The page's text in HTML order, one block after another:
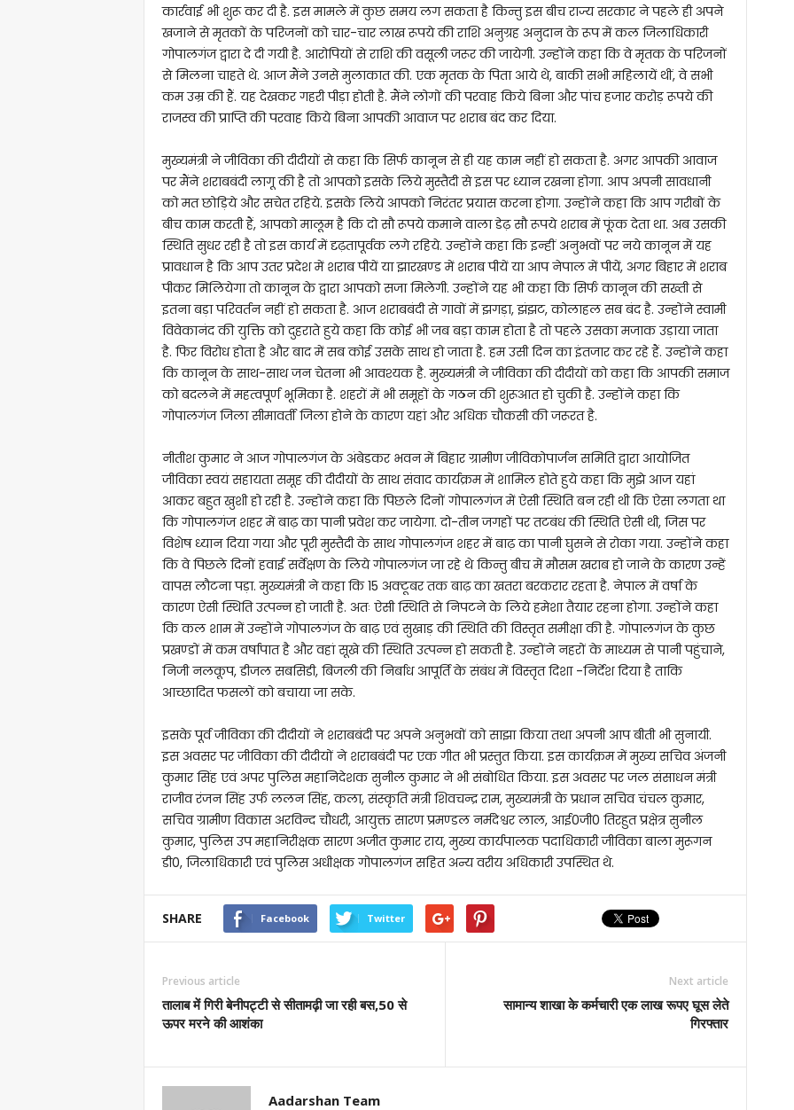
कार्रवाई भी शुरू कर दी है. इस मामले में कुछ समय लग सकता है किन्तु इस बीच राज्य सरकार ने पहले ही अपने
खजाने से मृतकों के परिजनों को चार-चार लाख रूपये की राशि अनुग्रह अनुदान के रूप में कल जिलाधिकारी
गोपालगंज द्वारा दे दी गयी है. आरोपियों से राशि की वसूली जरूर की जायेगी. उन्होंने कहा कि वे मृतक के परिजनों
से मिलना चाहते थे. आज मैंने उनसे मुलाकात की. एक मृतक के पिता आये थे, बाकी सभी महिलायें थीं, वे सभी
कम उम्र की हैं. यह देखकर गहरी पीड़ा होती है. मैंने लोगों की परवाह किये बिना और पांच हजार करोड़ रूपये की
राजस्व की प्राप्ति की परवाह किये बिना आपकी आवाज पर शराब बंद कर दिया.
मुख्यमंत्री ने जीविका की दीदीयों से कहा कि सिर्फ कानून से ही यह काम नहीं हो सकता है. अगर आपकी आवाज
पर मैंने शराबबंदी लागू की है तो आपको इसके लिये मुस्तैदी से इस पर ध्यान रखना होगा. आप अपनी सावधानी
को मत छोड़िये और सचेत रहिये. इसके लिये आपको निरंतर प्रयास करना होगा. उन्होंने कहा कि आप गरीबों के
बीच काम करती हैं, आपको मालूम है कि दो सौ रूपये कमाने वाला डेढ़ सौ रूपये शराब में फूंक देता था. अब उसकी
स्थिति सुधर रही है तो इस कार्य में दृढ़तापूर्वक लगे रहिये. उन्होंने कहा कि इन्हीं अनुभवों पर नये कानून में यह
प्रावधान है कि आप उतर प्रदेश में शराब पीयें या झारखण्ड में शराब पीयें या आप नेपाल में पीयें, अगर बिहार में शराब
पीकर मिलियेगा तो कानून के द्वारा आपको सजा मिलेगी. उन्होंने यह भी कहा कि सिर्फ कानून की सख्ती से
इतना बड़ा परिवर्तन नहीं हो सकता है. आज शराबबंदी से गावों में झगड़ा, झंझट, कोलाहल सब बंद है. उन्होंने स्वामी
विवेकानंद की युक्ति को दुहराते हुये कहा कि कोई भी जब बड़ा काम होता है तो पहले उसका मजाक उड़ाया जाता
है. फिर विरोध होता है और बाद में सब कोई उसके साथ हो जाता है. हम उसी दिन का इंतजार कर रहे हैं. उन्होंने कहा
कि कानून के साथ-साथ जन चेतना भी आवश्यक है. मुख्यमंत्री ने जीविका की दीदीयों को कहा कि आपकी समाज
को बदलने में महत्वपूर्ण भूमिका है. शहरों में भी समूहों के गठन की शुरूआत हो चुकी है. उन्होंने कहा कि
गोपालगंज जिला सीमावर्ती जिला होने के कारण यहां और अधिक चौकसी की जरूरत है.
नीतीश कुमार ने आज गोपालगंज के अंबेडकर भवन में बिहार ग्रामीण जीविकोपार्जन समिति द्वारा आयोजित
जीविका स्वयं सहायता समूह की दीदीयों के साथ संवाद कार्यक्रम में शामिल होते हुये कहा कि मुझे आज यहां
आकर बहुत खुशी हो रही है. उन्होंने कहा कि पिछले दिनों गोपालगंज में ऐसी स्थिति बन रही थी कि ऐसा लगता था
कि गोपालगंज शहर में बाढ़ का पानी प्रवेश कर जायेगा. दो-तीन जगहों पर तटबंध की स्थिति ऐसी थी, जिस पर
विशेष ध्यान दिया गया और पूरी मुस्तैदी के साथ गोपालगंज शहर में बाढ़ का पानी घुसने से रोका गया. उन्होंने कहा
कि वे पिछले दिनों हवाई सर्वेक्षण के लिये गोपालगंज जा रहे थे किन्तु बीच में मौसम खराब हो जाने के कारण उन्हें
वापस लौटना पड़ा. मुख्यमंत्री ने कहा कि 15 अक्टूबर तक बाढ़ का खतरा बरकरार रहता है. नेपाल में वर्षा के
कारण ऐसी स्थिति उत्पन्न हो जाती है. अतः ऐसी स्थिति से निपटने के लिये हमेशा तैयार रहना होगा. उन्होंने कहा
कि कल शाम में उन्होंने गोपालगंज के बाढ़ एवं सुखाड़ की स्थिति की विस्तृत समीक्षा की है. गोपालगंज के कुछ
प्रखण्डों में कम वर्षापात है और वहां सूखे की स्थिति उत्पन्न हो सकती है. उन्होंने नहरों के माध्यम से पानी पहुंचाने,
निजी नलकूप, डीजल सबसिडी, बिजली की निर्बाध आपूर्ति के संबंध में विस्तृत दिशा -निर्देश दिया है ताकि
आच्छादित फसलों को बचाया जा सके.
इसके पूर्व जीविका की दीदीयों ने शराबबंदी पर अपने अनुभवों को साझा किया तथा अपनी आप बीती भी सुनायी.
इस अवसर पर जीविका की दीदीयों ने शराबबंदी पर एक गीत भी प्रस्तुत किया. इस कार्यक्रम में मुख्य सचिव अंजनी
कुमार सिंह एवं अपर पुलिस महानिदेशक सुनील कुमार ने भी संबोधित किया. इस अवसर पर जल संसाधन मंत्री
राजीव रंजन सिंह उर्फ ललन सिंह, कला, संस्कृति मंत्री शिवचन्द्र राम, मुख्यमंत्री के प्रधान सचिव चंचल कुमार,
सचिव ग्रामीण विकास अरविन्द चौधरी, आयुक्त सारण प्रमण्डल नर्मदेश्वर लाल, आई0जी0 तिरहुत प्रक्षेत्र सुनील
कुमार, पुलिस उप महानिरीक्षक सारण अजीत कुमार राय, मुख्य कार्यपालक पदाधिकारी जीविका बाला मुरूगन
डी0, जिलाधिकारी एवं पुलिस अधीक्षक गोपालगंज सहित अन्य वरीय अधिकारी उपस्थित थे.
SHARE Facebook Twitter
Previous article
तालाब में गिरी बेनीपट्टी से सीतामढ़ी जा रही बस,50 से
ऊपर मरने की आशंका
Next article
सामान्य शाखा के कर्मचारी एक लाख रूपए घूस लेते
गिरफ्तार
Aadarshan Team